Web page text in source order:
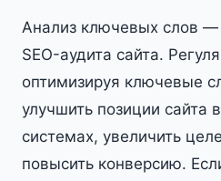
Анализ ключевых слов
SEO-аудита сайта.
оптимизируя ключевые
улучшить позиции сайта
системах, увеличить
повысить конверсию.